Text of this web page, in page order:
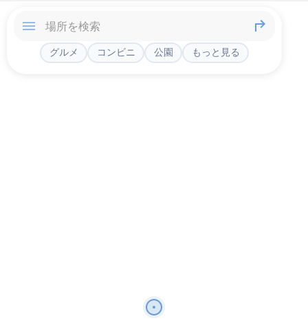
グルメ コンビニ 公園 もっと見る